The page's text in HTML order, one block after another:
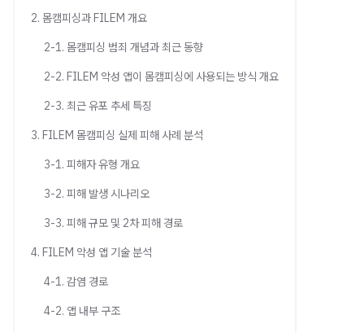
2. 몸캠피싱과 FILEM 개요
2-1. 몸캠피싱 범죄 개념과 최근 동향
2-2. FILEM 악성 앱이 몸캠피싱에 사용되는 방식 개요
2-3. 최근 유포 추세 특징
3. FILEM 몸캠피싱 실제 피해 사례 분석
3-1. 피해자 유형 개요
3-2. 피해 발생 시나리오
3-3. 피해 규모 및 2차 피해 경로
4. FILEM 악성 앱 기술 분석
4-1. 감염 경로
4-2. 앱 내부 구조